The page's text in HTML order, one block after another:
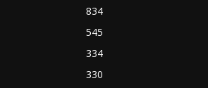
834
545
334
330